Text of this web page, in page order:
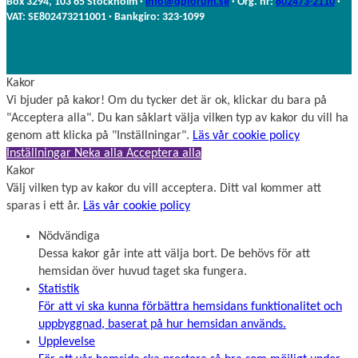
n
VAT: SE802473211001 · Bankgiro: 323-1099
Kakor
Vi bjuder på kakor! Om du tycker det är ok, klickar du bara på
"Acceptera alla". Du kan såklart välja vilken typ av kakor du vill ha
genom att klicka på "Inställningar". Läs vår cookie policy
Inställningar Neka alla Acceptera alla
Kakor
Välj vilken typ av kakor du vill acceptera. Ditt val kommer att
sparas i ett år. Läs vår cookie policy
Nödvändiga
Dessa kakor går inte att välja bort. De behövs för att
hemsidan över huvud taget ska fungera.
Statistik
För att vi ska kunna förbättra hemsidans funktionalitet och
uppbyggnad, baserat på hur hemsidan används.
Upplevelse